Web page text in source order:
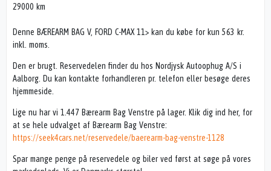
29000 km
Denne BÆREARM BAG V, FORD C-MAX 11> kan du købe for kun 563 kr.
inkl. moms.
Den er brugt. Reservedelen finder du hos Nordjysk Autoophug A/S i
Aalborg. Du kan kontakte forhandleren pr. telefon eller besøge deres
hjemmeside.
Lige nu har vi 1.447 Bærearm Bag Venstre på lager. Klik dig ind her, for
at se hele udvalget af Bærearm Bag Venstre:
https://seek4cars.net/reservedele/baerearm-bag-venstre-1128
Spar mange penge på reservedele og biler ved først at søge på vores